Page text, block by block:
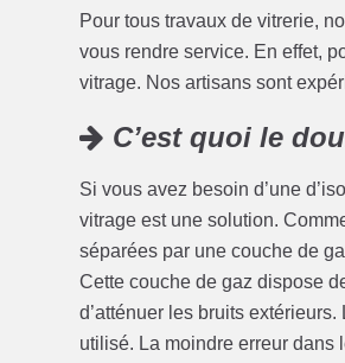
Pour tous travaux de vitrerie,
vous rendre service. En effet,
vitrage. Nos artisans sont
C’est quoi le
Si vous avez besoin d’une
vitrage est une solution.
séparées par une couche de
Cette couche de gaz dispose
d’atténuer les bruits
utilisé. La moindre erreur dans